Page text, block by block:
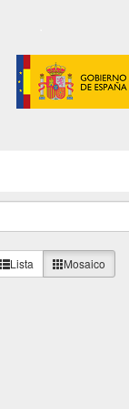
Lista Mosaico